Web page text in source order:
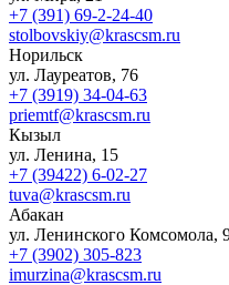
+7 (391) 69-2-24-40
stolbovskiy@krascsm.ru
Норильск
ул. Лауреатов, 76
+7 (3919) 34-04-63
priemtf@krascsm.ru
Кызыл
ул. Ленина, 15
+7 (39422) 6-02-27
tuva@krascsm.ru
Абакан
ул. Ленинского Комсомола,
+7 (3902) 305-823
imurzina@krascsm.ru